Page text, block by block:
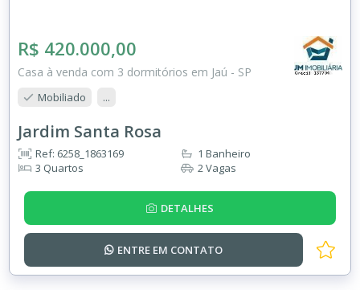
R$ 420.000,00
Casa à venda com 3 dormitórios em Jaú - SP
Mobiliado ...
Jardim Santa Rosa
Ref: 6258_1863169
3 Quartos
1 Banheiro
2 Vagas
DETALHES
ENTRE EM CONTATO